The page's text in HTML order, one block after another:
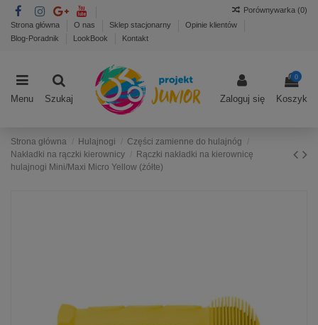
Strona główna O nas Sklep stacjonarny
Opinie klientów
Blog-Poradnik
LookBook Kontakt
Porównywarka (0)
Menu Szukaj Zaloguj się
0
Koszyk
Strona główna Hulajnogi
Części zamienne do hulajnóg
Nakładki na rączki kierownicy
Rączki nakładki na kierownicę
hulajnogi Mini/Maxi Micro Yellow (żółte)